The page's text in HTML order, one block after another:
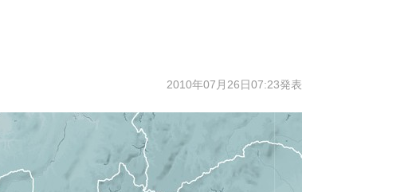
2010年07月26日07:23発表